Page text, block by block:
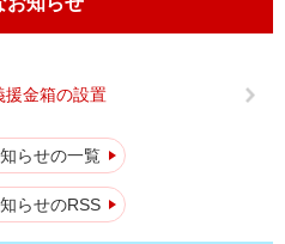
援金箱の設置
らせの一覧
らせのRSS